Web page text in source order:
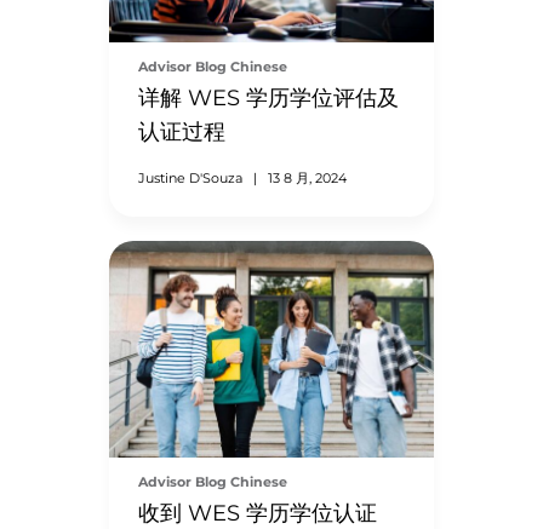
Advisor Blog Chinese
详解 WES 学历学位评估及
认证过程
Justine D'Souza | 13 8 月, 2024
Advisor Blog Chinese
收到 WES 学历学位认证